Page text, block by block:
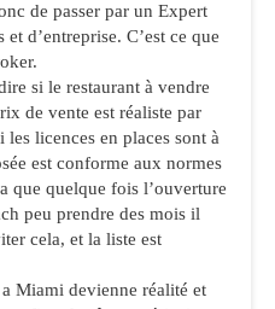
de passer par un Expert
d’entreprise. C’est ce que
si le restaurant à vendre
de vente est réaliste par
licences en places sont à
est conforme aux normes
que quelque fois l’ouverture
peu prendre des mois il
cela, et la liste est
Miami devienne réalité et